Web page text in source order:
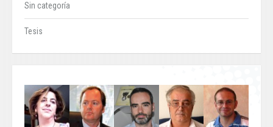
Sin categoría
Tesis